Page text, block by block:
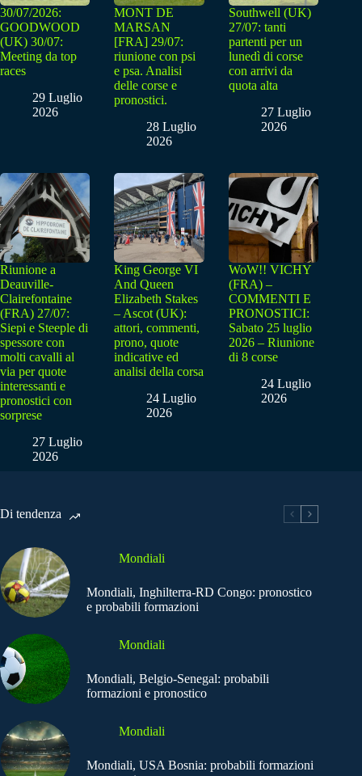
30/07/2026:
GOODWOOD
(UK) 30/07:
Meeting da top
races
29 Luglio
2026
MONT DE
MARSAN
[FRA] 29/07:
riunione con psi
e psa. Analisi
delle corse e
pronostici.
28 Luglio
2026
Southwell (UK)
27/07: tanti
partenti per un
lunedì di corse
con arrivi da
quota alta
27 Luglio
2026
Riunione a
Deauville-
Clairefontaine
(FRA) 27/07:
Siepi e Steeple di
spessore con
molti cavalli al
via per quote
interessanti e
pronostici con
sorprese
27 Luglio
2026
King George VI
And Queen
Elizabeth Stakes
– Ascot (UK):
attori, commenti,
prono, quote
indicative ed
analisi della corsa
24 Luglio
2026
WoW!! VICHY
(FRA) –
COMMENTI E
PRONOSTICI:
Sabato 25 luglio
2026 – Riunione
di 8 corse
24 Luglio
2026
Di tendenza
Mondiali
Mondiali, Inghilterra-RD Congo: pronostico
e probabili formazioni
Mondiali
Mondiali, Belgio-Senegal: probabili
formazioni e pronostico
Mondiali
Mondiali, USA Bosnia: probabili formazioni